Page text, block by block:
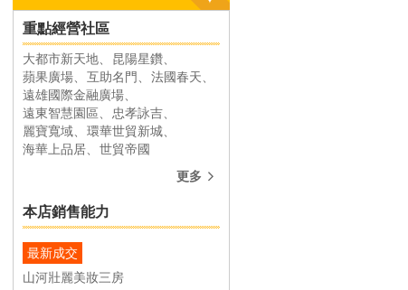
互助名門
南港區臺北市南港區玉成街
共96戶 12.10~65.30坪
共成交12件
重點經營社區
大都市新天地
昆陽星鑽
蘋果廣場
互助名門
法國春天
遠雄國際金融廣場
遠東智慧園區
忠孝詠吉
麗寶寬域
環華世貿新城
海華上品居
世貿帝國
更多
本店銷售能力
最新成交
山河壯麗美妝三房